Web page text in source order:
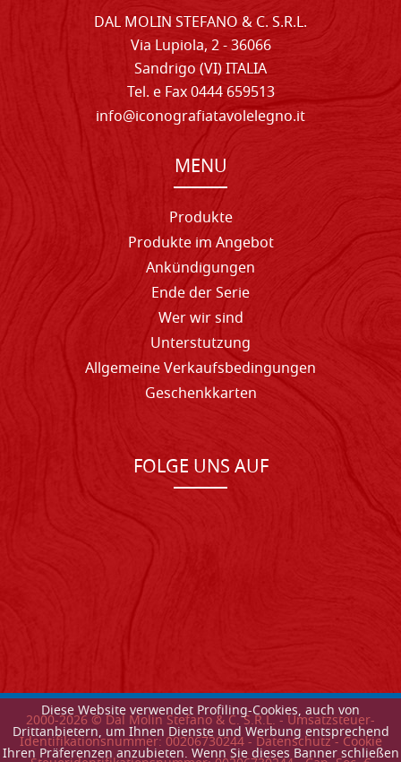
Diese Website verwendet Profiling-Cookies, auch von
Drittanbietern, um Ihnen Dienste und Werbung entsprechend
Ihren Präferenzen anzubieten. Wenn Sie dieses Banner schließen
DAL MOLIN STEFANO & C. S.R.L.
Via Lupiola, 2 - 36066
Sandrigo (VI) ITALIA
Tel. e Fax 0444 659513
info@iconografiatavolelegno.it
MENU
Produkte
Produkte im Angebot
Ankündigungen
Ende der Serie
Wer wir sind
Unterstutzung
Allgemeine Verkaufsbedingungen
Geschenkkarten
FOLGE UNS AUF
2000-2026© Dal Molin Stefano & C. S.R.L. - Umsatzsteuer-
Identifikationsnummer: 00206730244 -Datenschutz-Cookie